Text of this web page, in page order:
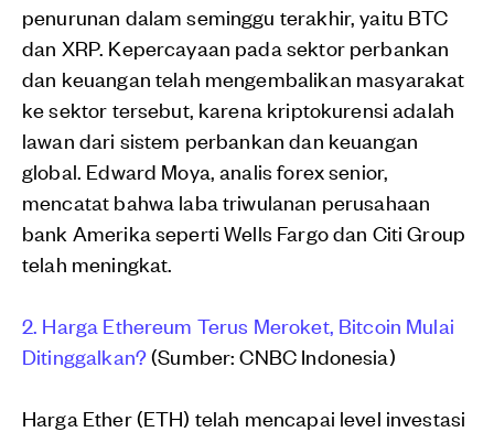
penurunan dalam seminggu terakhir, yaitu BTC
dan XRP. Kepercayaan pada sektor perbankan
dan keuangan telah mengembalikan masyarakat
ke sektor tersebut, karena kriptokurensi adalah
lawan dari sistem perbankan dan keuangan
global. Edward Moya, analis forex senior,
mencatat bahwa laba triwulanan perusahaan
bank Amerika seperti Wells Fargo dan Citi Group
telah meningkat.
2. Harga Ethereum Terus Meroket, Bitcoin Mulai
Ditinggalkan?(Sumber: CNBC Indonesia)
Harga Ether (ETH) telah mencapai level investasi